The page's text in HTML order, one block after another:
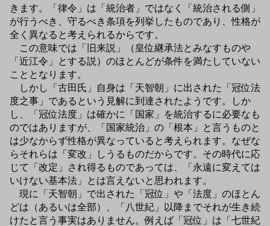
きます。「律令」は「統治者」ではなく「統治される側」
が行うべき、守るべき条項を列挙したものであり、性格が
全く異なると考えられるからです。
この意味では「旧来説」（皇位継承法とみなすものや
「近江令」とする説）のほとんどが条件を満たしていない
こととなります。
しかし「古田氏」自身は「天智朝」に出された「冠位法
度之事」であるという見解に到達されたようです。しか
し、「冠位法度」は確かに「国家」を統治するに必要なも
のではありますが、「国家統治」の「根本」と言うものと
は少なからず性格が異なっていると考えられます。なぜな
らそれらは「変改」しうるものだからです。その時代に応
じて「改定」され得るものであっては、「永遠に変えては
いけない基本法」とは言えないと思われます。
現に「天智朝」で出された「冠位」や「法度」のほとん
どは（あるいは全部）、「八世紀」以降までそれが生き続
けたと言う事実はありません。例えば「冠位」は「七世紀